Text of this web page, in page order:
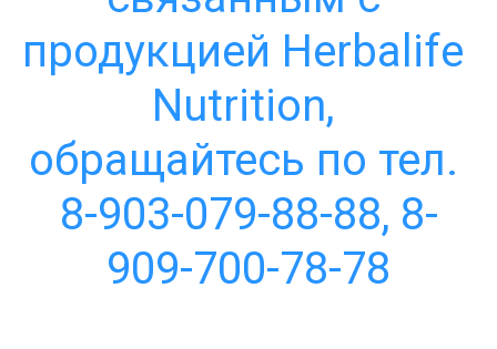
продукцией Herbalife
Nutrition,
обращайтесь по тел.
8-903-079-88-88, 8-
909-700-78-78